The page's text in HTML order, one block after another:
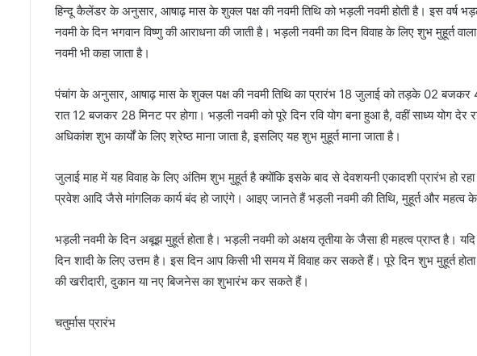
हिन्दू कैलेंडर के अनुसार, आषाढ़ मास के शुक्ल पक्ष की नवमी तिथि को भड़ली नवमी होती है। इस वर्ष
नवमी के दिन भगवान विष्णु की आराधना की जाती है। भड़ली नवमी का दिन विवाह के लिए शुभ मुहूर्त
नवमी भी कहा जाता है।
पंचांग के अनुसार, आषाढ़ मास के शुक्ल पक्ष की नवमी तिथि का प्रारंभ 18 जुलाई को तड़के 02 बजकर
रात 12 बजकर 28 मिनट पर होगा। भड़ली नवमी को पूरे दिन रवि योग बना हुआ है, वहीं साध्य योग
अधिकांश शुभ कार्यों के लिए श्रेष्ठ माना जाता है, इसलिए यह शुभ मुहूर्त माना जाता है।
जुलाई माह में यह विवाह के लिए अंतिम शुभ मुहूर्त है क्योंकि इसके बाद से देवशयनी एकादशी प्रारंभ हो
प्रवेश आदि जैसे मांगलिक कार्य बंद हो जाएंगे। आइए जानते हैं भड़ली नवमी की तिथि, मुहूर्त और महत्व के
भड़ली नवमी के​ दिन अबूझ मुहूर्त होता है। भड़ली नवमी को अक्षय तृतीया के जैसा ही महत्व प्राप्त है। यदि
दिन शादी के लिए उत्तम है। इस दिन आप किसी भी समय में विवाह कर सकते हैं। पूरे दिन शुभ मुहूर्त
की खरीदारी, दुकान या नए बिजनेस का शुभारंभ कर सकते हैं।
चतुर्मास प्रारंभ